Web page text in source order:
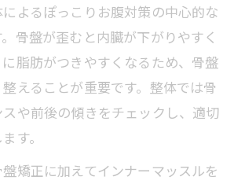
線を目指す整体のテクニックと運
インナーマッスルの衰えを予防す
人のための姿勢改善セルフケア
よるぽっこりお腹対策の中心的な
骨盤が歪むと内臓が下がりやすく
脂肪がつきやすくなるため、骨盤
えることが重要です。整体では骨
や前後の傾きをチェックし、適切
す。
矯正に加えてインナーマッスルを